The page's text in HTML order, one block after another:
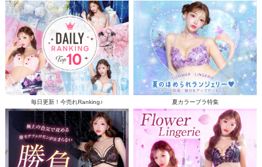
毎日更新！今売れRanking♪ 夏カラーブラ特集